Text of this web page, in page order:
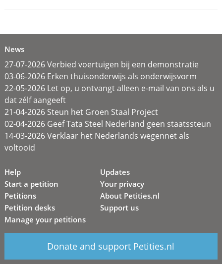
News
27-07-2026 Verbied voertuigen bij een demonstratie
03-06-2026 Erken thuisonderwijs als onderwijsvorm
22-05-2026 Let op, u ontvangt alleen e-mail van ons als u
dat zélf aangeeft
21-04-2026 Steun het Groen Staal Project
02-04-2026 Geef Tata Steel Nederland geen staatssteun
14-03-2026 Verklaar het Nederlands wegennet als
voltooid
Help
Start a petition
Petitions
Petition desks
Manage your petitions
Updates
Your privacy
About Petities.nl
Support us
Donate and support Petities.nl